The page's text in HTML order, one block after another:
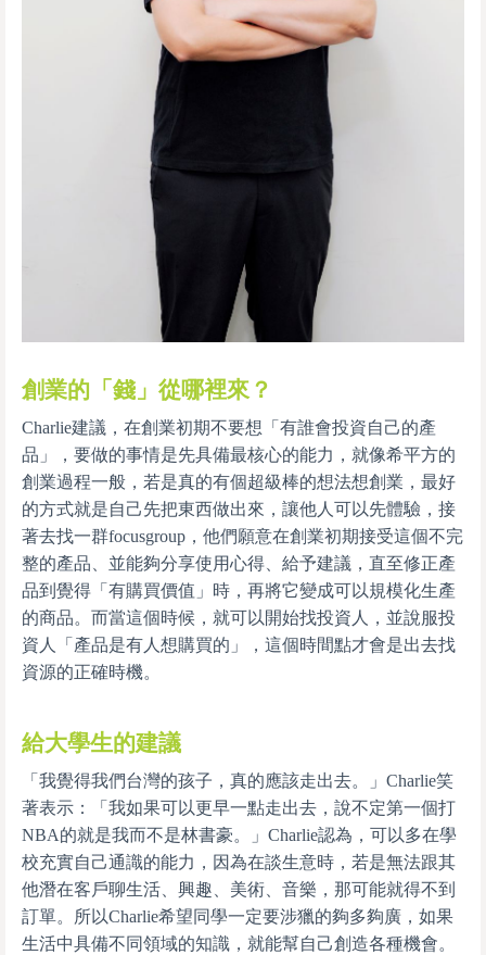
創業的「錢」從哪裡來？
Charlie建議，在創業初期不要想「有誰會投資自己的產
品」，要做的事情是先具備最核心的能力，就像希平方的
創業過程一般，若是真的有個超級棒的想法想創業，最好
的方式就是自己先把東西做出來，讓他人可以先體驗，接
著去找一群focusgroup，他們願意在創業初期接受這個不完
整的產品、並能夠分享使用心得、給予建議，直至修正產
品到覺得「有購買價值」時，再將它變成可以規模化生產
的商品。而當這個時候，就可以開始找投資人，並說服投
資人「產品是有人想購買的」，這個時間點才會是出去找
資源的正確時機。
給大學生的建議
「我覺得我們台灣的孩子，真的應該走出去。」Charlie笑
著表示：「我如果可以更早一點走出去，說不定第一個打
NBA的就是我而不是林書豪。」Charlie認為，可以多在學
校充實自己通識的能力，因為在談生意時，若是無法跟其
他潛在客戶聊生活、興趣、美術、音樂，那可能就得不到
訂單。所以Charlie希望同學一定要涉獵的夠多夠廣，如果
生活中具備不同領域的知識，就能幫自己創造各種機會。